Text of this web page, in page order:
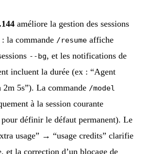
améliore la gestion des sessions
la commande /resume affiche
--bg, et les notifications de
incluent la durée (ex : “Agent
2m 5s”). La commande /model
à la session courante
pour définir le défaut permanent). Le
usage” → “usage credits” clarifie
et la correction d’un blocage de